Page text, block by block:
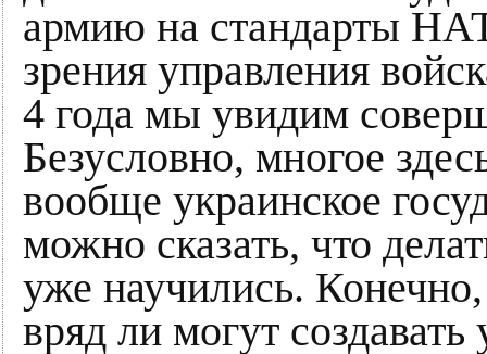
армию на стандарты
зрения управления
4 года мы увидим
Безусловно, многое
вообще украинское
можно сказать, что
уже научились.
вряд ли могут